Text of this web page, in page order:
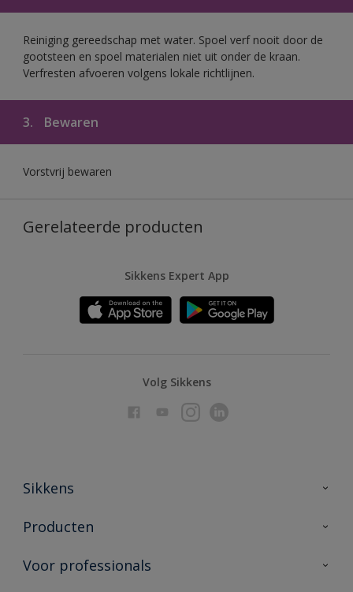
Reiniging gereedschap met water. Spoel verf nooit door de
gootsteen en spoel materialen niet uit onder de kraan.
Verfresten afvoeren volgens lokale richtlijnen.
3. Bewaren
Vorstvrij bewaren
Gerelateerde producten
Sikkens Expert App
Volg Sikkens
Sikkens
Over Sikkens
Duurzaamheid
Producten
Producten voor binnen
Voor professionals